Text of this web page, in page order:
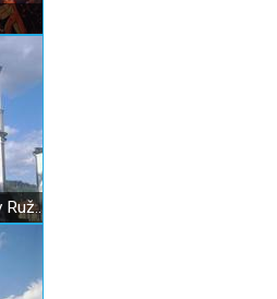
Kostol Povýšenia sv. Kríža v Ružomberku